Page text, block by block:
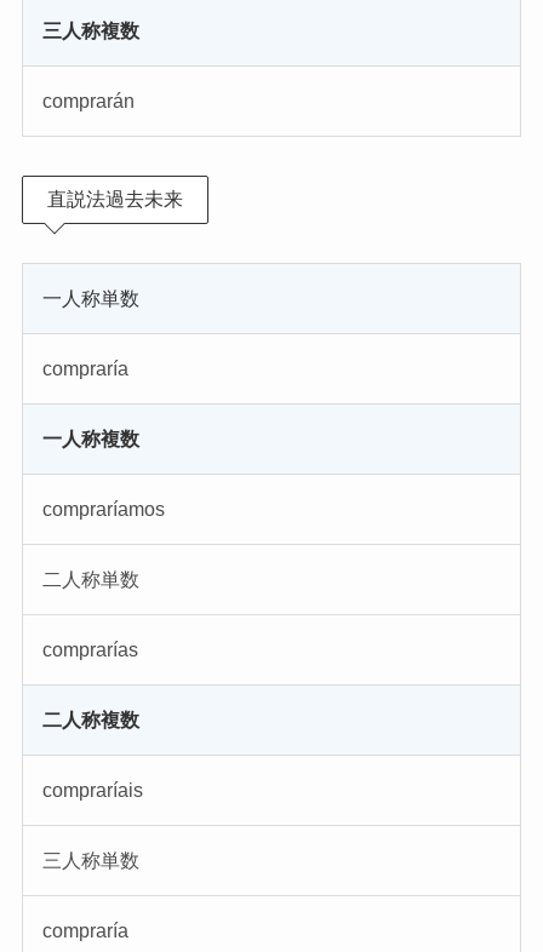
三人称複数
comprarán
直説法過去未来
一人称単数
compraría
一人称複数
compraríamos
二人称単数
comprarías
二人称複数
compraríais
三人称単数
compraría